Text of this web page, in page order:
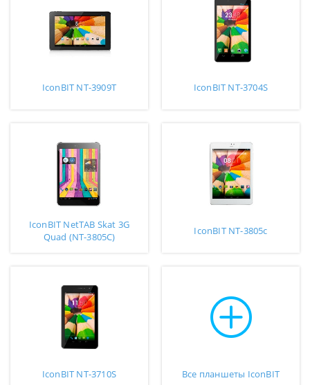
IconBIT NT-3909T IconBIT NT-3704S
IconBIT NetTAB Skat 3G
Quad (NT-3805C)
IconBIT NT-3805c
IconBIT NT-3710S Все планшеты IconBIT